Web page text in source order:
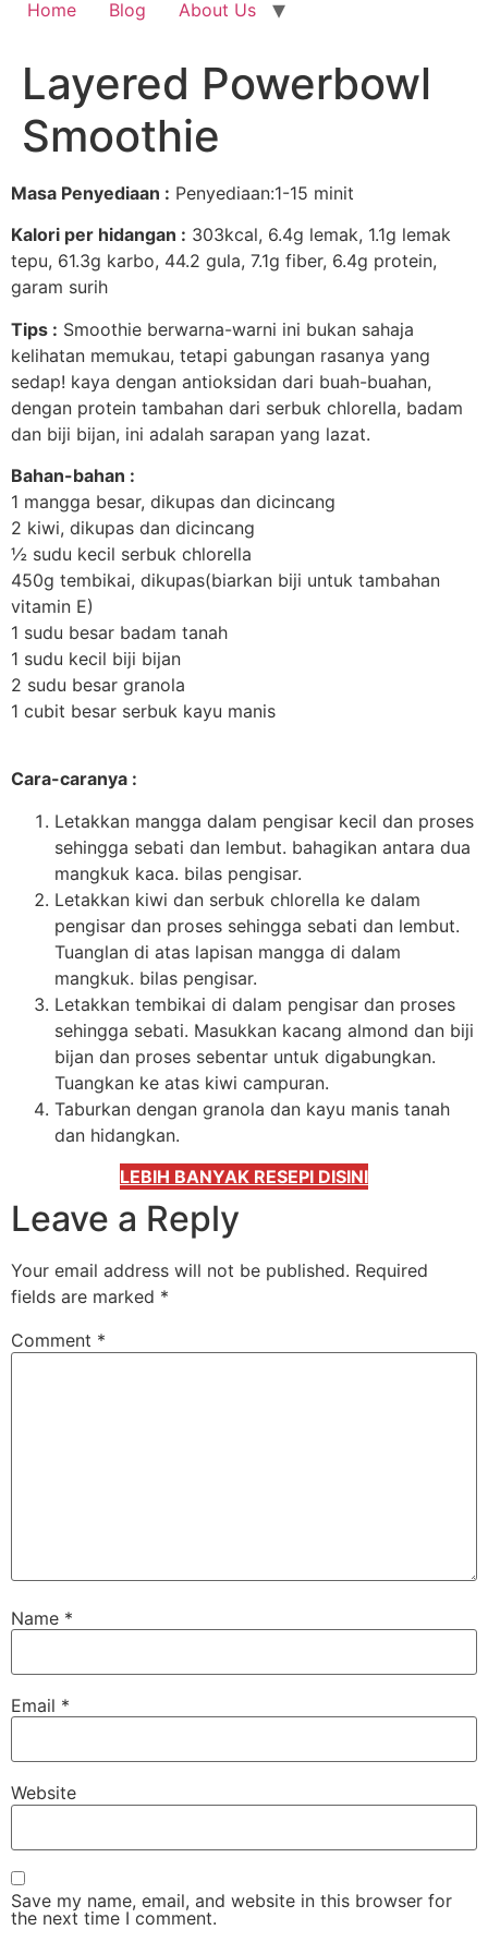
Home Blog About Us
Layered Powerbowl
Smoothie
Masa Penyediaan : Penyediaan:1-15 minit
Kalori per hidangan : 303kcal, 6.4g lemak, 1.1g lemak
tepu, 61.3g karbo, 44.2 gula, 7.1g fiber, 6.4g protein,
garam surih
Tips : Smoothie berwarna-warni ini bukan sahaja
kelihatan memukau, tetapi gabungan rasanya yang
sedap! kaya dengan antioksidan dari buah-buahan,
dengan protein tambahan dari serbuk chlorella, badam
dan biji bijan, ini adalah sarapan yang lazat.
Bahan-bahan :
1 mangga besar, dikupas dan dicincang
2 kiwi, dikupas dan dicincang
½ sudu kecil serbuk chlorella
450g tembikai, dikupas(biarkan biji untuk tambahan
vitamin E)
1 sudu besar badam tanah
1 sudu kecil biji bijan
2 sudu besar granola
1 cubit besar serbuk kayu manis
Cara-caranya :
Letakkan mangga dalam pengisar kecil dan proses
sehingga sebati dan lembut. bahagikan antara dua
mangkuk kaca. bilas pengisar.
Letakkan kiwi dan serbuk chlorella ke dalam
pengisar dan proses sehingga sebati dan lembut.
Tuanglan di atas lapisan mangga di dalam
mangkuk. bilas pengisar.
Letakkan tembikai di dalam pengisar dan proses
sehingga sebati. Masukkan kacang almond dan biji
bijan dan proses sebentar untuk digabungkan.
Tuangkan ke atas kiwi campuran.
Taburkan dengan granola dan kayu manis tanah
dan hidangkan.
LEBIH BANYAK RESEPI DISINI
Leave a Reply
Your email address will not be published. Required
fields are marked *
Comment *
Name *
Email *
Website
Save my name, email, and website in this browser for
the next time I comment.